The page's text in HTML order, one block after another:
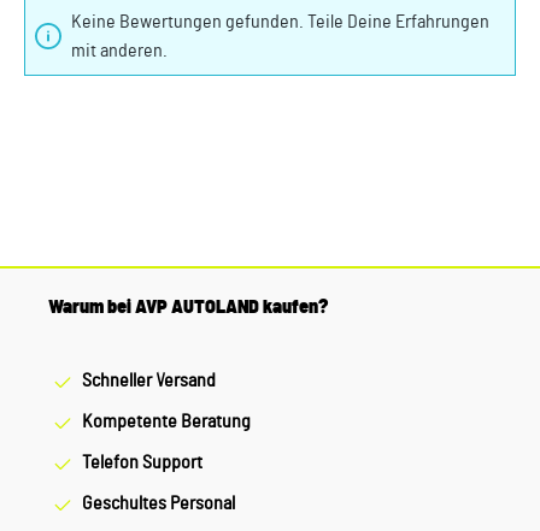
Keine Bewertungen gefunden. Teile Deine Erfahrungen
mit anderen.
Warum bei AVP AUTOLAND kaufen?
Schneller Versand
Kompetente Beratung
Telefon Support
Geschultes Personal